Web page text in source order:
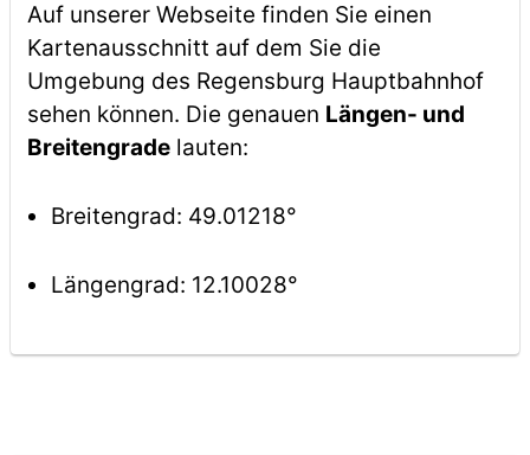
Auf unserer Webseite finden Sie einen
Kartenausschnitt auf dem Sie die
Umgebung des Regensburg Hauptbahnhof
sehen können. Die genauen Längen- und
Breitengradelauten:
Breitengrad: 49.01218°
Längengrad: 12.10028°